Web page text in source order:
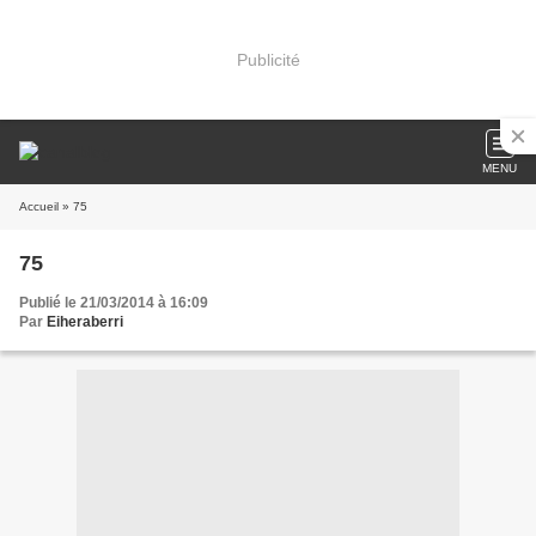
Publicité
MENU
Accueil » 75
75
Publié le 21/03/2014 à 16:09
Par Eiheraberri